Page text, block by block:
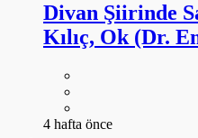
Divan Şiirinde
Kılıç, Ok (Dr.
4 hafta önce